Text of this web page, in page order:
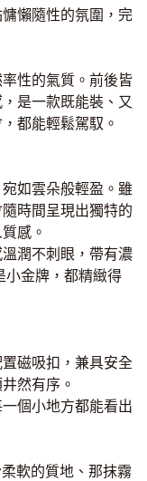
懶隨性的氛圍，完
性的氣質。前後皆
是一款既能裝、又
都能輕鬆駕馭。
如雲朵般輕盈。雖
時間呈現出獨特的
感。
潤不刺眼，帶有濃
小金牌，都精緻得
磁吸扣，兼具安全
然有序。
個小地方都能看出
軟的質地、那抹霧